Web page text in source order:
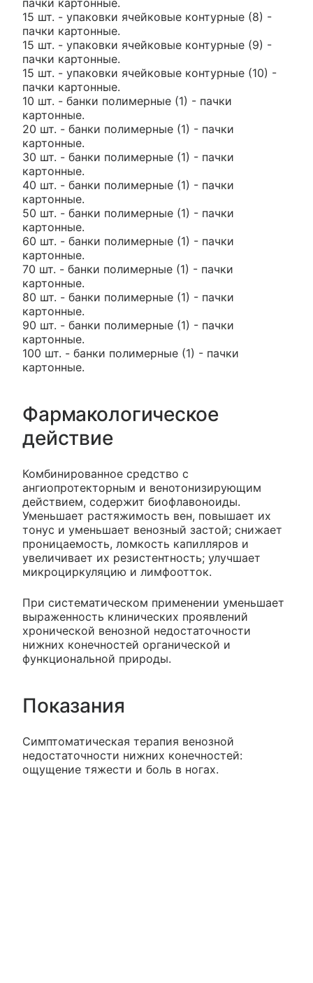
пачки картонные.
15 шт. - упаковки ячейковые контурные (8) -
пачки картонные.
15 шт. - упаковки ячейковые контурные (9) -
пачки картонные.
15 шт. - упаковки ячейковые контурные (10) -
пачки картонные.
10 шт. - банки полимерные (1) - пачки
картонные.
20 шт. - банки полимерные (1) - пачки
картонные.
30 шт. - банки полимерные (1) - пачки
картонные.
40 шт. - банки полимерные (1) - пачки
картонные.
50 шт. - банки полимерные (1) - пачки
картонные.
60 шт. - банки полимерные (1) - пачки
картонные.
70 шт. - банки полимерные (1) - пачки
картонные.
80 шт. - банки полимерные (1) - пачки
картонные.
90 шт. - банки полимерные (1) - пачки
картонные.
100 шт. - банки полимерные (1) - пачки
картонные.
Фармакологическое
действие
Комбинированное средство с
ангиопротекторным и венотонизирующим
действием, содержит биофлавоноиды.
Уменьшает растяжимость вен, повышает их
тонус и уменьшает венозный застой; снижает
проницаемость, ломкость капилляров и
увеличивает их резистентность; улучшает
микроциркуляцию и лимфоотток.
При систематическом применении уменьшает
выраженность клинических проявлений
хронической венозной недостаточности
нижних конечностей органической и
функциональной природы.
Показания
Симптоматическая терапия венозной
недостаточности нижних конечностей:
ощущение тяжести и боль в ногах.